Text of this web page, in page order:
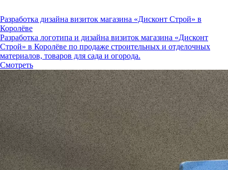
Разработка дизайна визиток магазина «Дисконт Строй» в
Королёве
Разработка логотипа и дизайна визиток магазина «Дисконт
Строй» в Королёве по продаже строительных и отделочных
материалов, товаров для сада и огорода.
Смотреть